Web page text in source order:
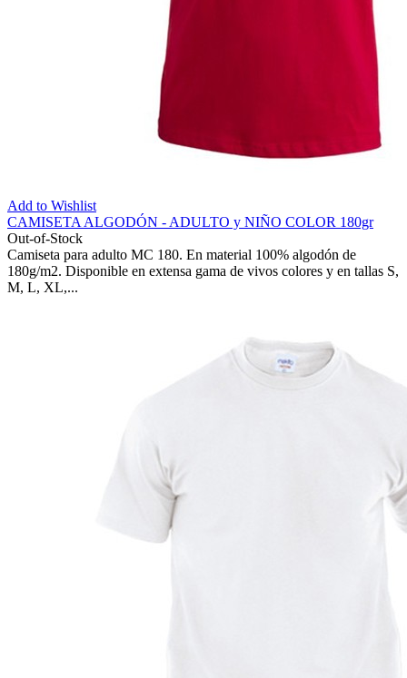
Add to Wishlist
CAMISETA ALGODÓN - ADULTO y NIÑO COLOR 180gr
Out-of-Stock
Camiseta para adulto MC 180. En material 100% algodón de
180g/m2. Disponible en extensa gama de vivos colores y en tallas S,
M, L, XL,...